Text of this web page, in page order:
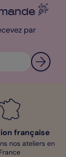
par
française
nos ateliers en
France